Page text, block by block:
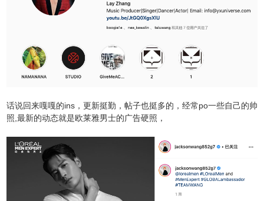
话说回来嘎嘎的ins，更新挺勤，帖子也挺多的，经常po一些自己的帅
照,最新的动态就是欧莱雅男士的广告硬照，